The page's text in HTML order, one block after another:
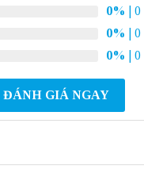
0%
|
0%
|
0% |
ĐÁNH GIÁ NGAY